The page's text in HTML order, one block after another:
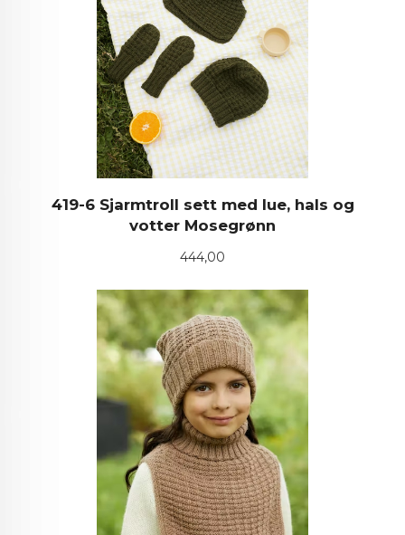
419-6 Sjarmtroll sett med lue, hals og
votter Mosegrønn
Pris
444,00